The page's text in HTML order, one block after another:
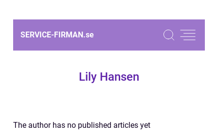
SERVICE-FIRMAN.se
Lily Hansen
The author has no published articles yet